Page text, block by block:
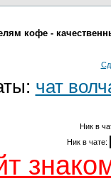
кофе -
чат
Ник в
Ник в чате: